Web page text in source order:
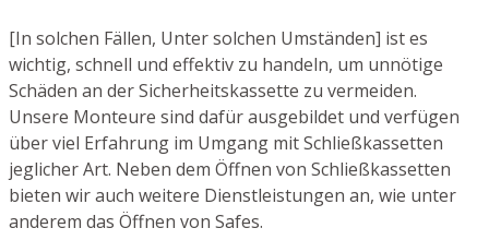
[In solchen Fällen, Unter solchen Umständen] ist es
wichtig, schnell und effektiv zu handeln, um unnötige
Schäden an der Sicherheitskassette zu vermeiden.
Unsere Monteure sind dafür ausgebildet und verfügen
über viel Erfahrung im Umgang mit Schließkassetten
jeglicher Art. Neben dem Öffnen von Schließkassetten
bieten wir auch weitere Dienstleistungen an, wie unter
anderem das Öffnen von Safes.